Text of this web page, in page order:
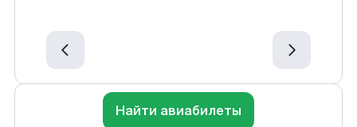
Найти авиабилеты